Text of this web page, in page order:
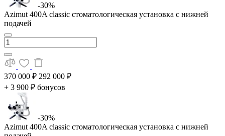
-30%
Azimut 400A classic стоматологическая установка с нижней
подачей
370 000 ₽ 292 000 ₽
+ 3 900 ₽ бонусов
-30%
Azimut 400A classic стоматологическая установка с нижней